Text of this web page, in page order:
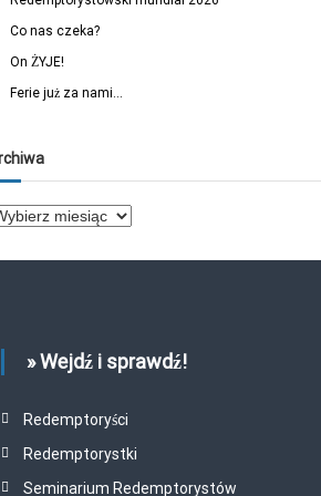
Co nas czeka?
On ŻYJE!
Ferie już za nami…
» Wejdź i sprawdź!
Redemptoryści
Redemptorystki
Seminarium Redemptorystów